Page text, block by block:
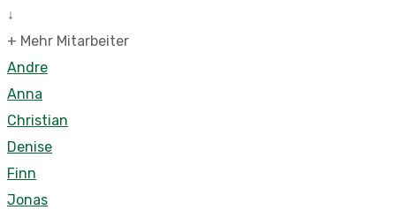
↓
+ Mehr Mitarbeiter
Andre
Anna
Christian
Denise
Finn
Jonas